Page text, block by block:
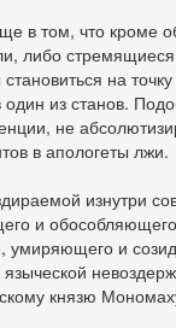
в том, что кроме
либо стремящиеся
на
один из станов.
не
в апологеты лжи.
изнутри
и обособляющего
умиряющего и
князю